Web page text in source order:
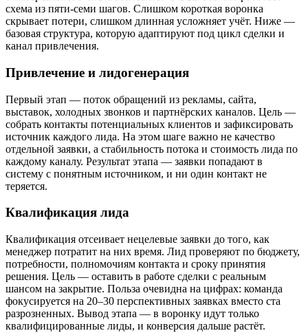
схема из пяти-семи шагов. Слишком короткая воронка
скрывает потери, слишком длинная усложняет учёт. Ниже —
базовая структура, которую адаптируют под цикл сделки и
канал привлечения.
Привлечение и лидогенерация
Первый этап — поток обращений из рекламы, сайта,
выставок, холодных звонков и партнёрских каналов. Цель —
собрать контакты потенциальных клиентов и зафиксировать
источник каждого лида. На этом шаге важно не качество
отдельной заявки, а стабильность потока и стоимость лида по
каждому каналу. Результат этапа — заявки попадают в
систему с понятным источником, и ни один контакт не
теряется.
Квалификация лида
Квалификация отсеивает нецелевые заявки до того, как
менеджер потратит на них время. Лид проверяют по бюджету,
потребности, полномочиям контакта и сроку принятия
решения. Цель — оставить в работе сделки с реальным
шансом на закрытие. Польза очевидна на цифрах: команда
фокусируется на 20–30 перспективных заявках вместо ста
разрозненных. Вывод этапа — в воронку идут только
квалифицированные лиды, и конверсия дальше растёт.